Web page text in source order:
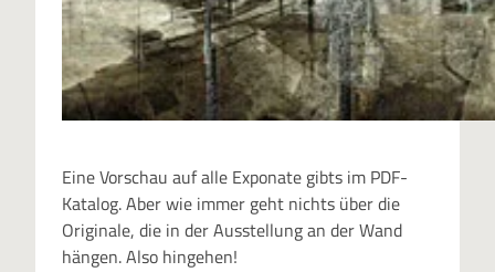
Eine Vorschau auf alle Exponate gibts im PDF-
Katalog. Aber wie immer geht nichts über die
Originale, die in der Ausstellung an der Wand
hängen. Also hingehen!